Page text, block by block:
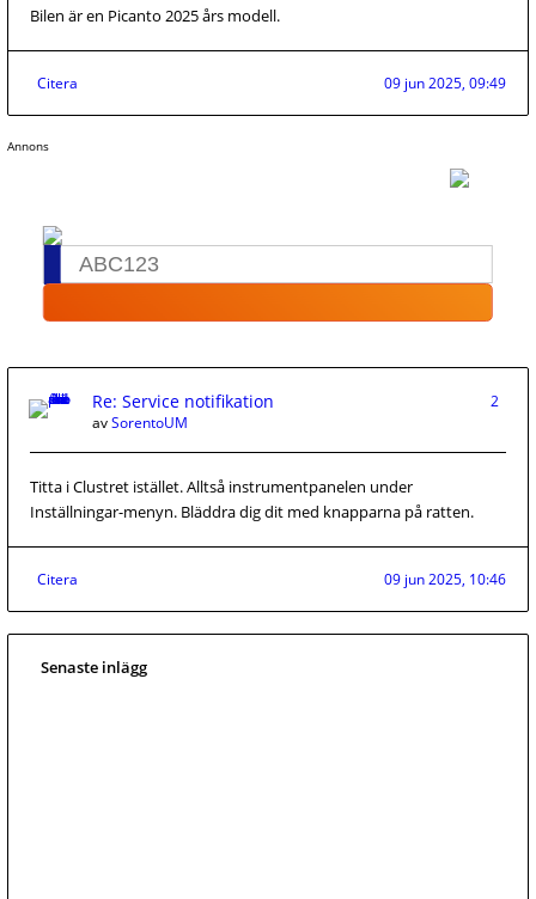
Bilen är en Picanto 2025 års modell.
Citera 09 jun 2025, 09:49
Annons
Re: Service notifikation
2
avSorentoUM
Titta i Clustret istället. Alltså instrumentpanelen under
Inställningar-menyn. Bläddra dig dit med knapparna på ratten.
Citera 09 jun 2025, 10:46
Senaste inlägg